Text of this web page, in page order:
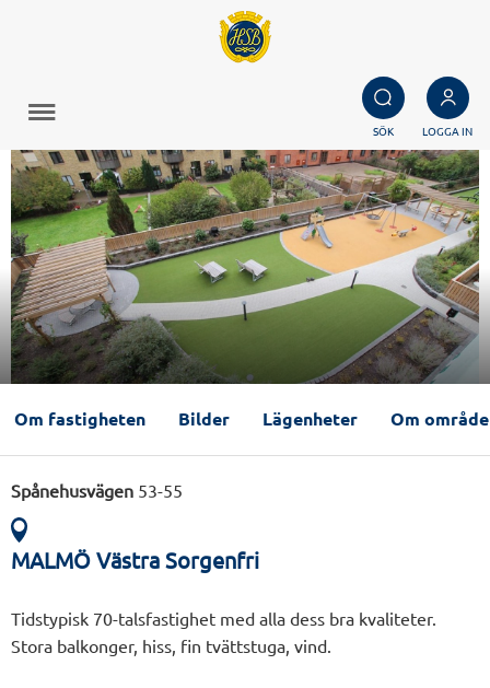
SÖK LOGGA IN
Om fastigheten Bilder Lägenheter Om
Spånehusvägen 53-55
MALMÖ Västra Sorgenfri
Tidstypisk 70-talsfastighet med alla dess bra kvaliteter.
Stora balkonger, hiss, fin tvättstuga, vind.